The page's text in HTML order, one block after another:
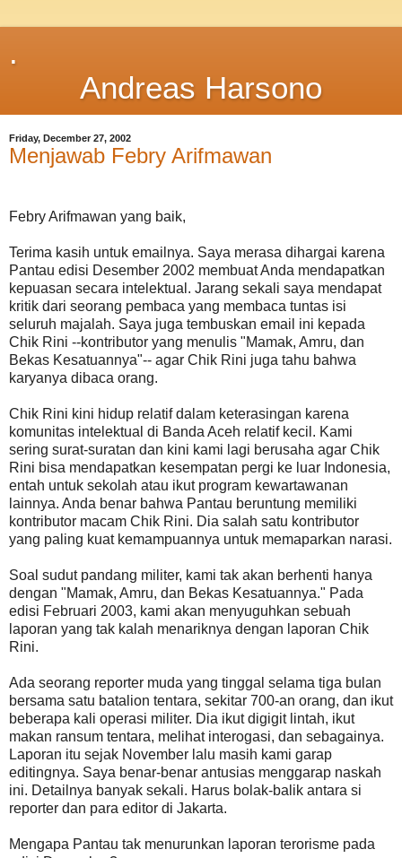
.
Andreas Harsono
Friday, December 27, 2002
Menjawab Febry Arifmawan
Febry Arifmawan yang baik,
Terima kasih untuk emailnya. Saya merasa dihargai karena
Pantau edisi Desember 2002 membuat Anda mendapatkan
kepuasan secara intelektual. Jarang sekali saya mendapat
kritik dari seorang pembaca yang membaca tuntas isi
seluruh majalah. Saya juga tembuskan email ini kepada
Chik Rini --kontributor yang menulis "Mamak, Amru, dan
Bekas Kesatuannya"-- agar Chik Rini juga tahu bahwa
karyanya dibaca orang.
Chik Rini kini hidup relatif dalam keterasingan karena
komunitas intelektual di Banda Aceh relatif kecil. Kami
sering surat-suratan dan kini kami lagi berusaha agar Chik
Rini bisa mendapatkan kesempatan pergi ke luar Indonesia,
entah untuk sekolah atau ikut program kewartawanan
lainnya. Anda benar bahwa Pantau beruntung memiliki
kontributor macam Chik Rini. Dia salah satu kontributor
yang paling kuat kemampuannya untuk memaparkan narasi.
Soal sudut pandang militer, kami tak akan berhenti hanya
dengan "Mamak, Amru, dan Bekas Kesatuannya." Pada
edisi Februari 2003, kami akan menyuguhkan sebuah
laporan yang tak kalah menariknya dengan laporan Chik
Rini.
Ada seorang reporter muda yang tinggal selama tiga bulan
bersama satu batalion tentara, sekitar 700-an orang, dan ikut
beberapa kali operasi militer. Dia ikut digigit lintah, ikut
makan ransum tentara, melihat interogasi, dan sebagainya.
Laporan itu sejak November lalu masih kami garap
editingnya. Saya benar-benar antusias menggarap naskah
ini. Detailnya banyak sekali. Harus bolak-balik antara si
reporter dan para editor di Jakarta.
Mengapa Pantau tak menurunkan laporan terorisme pada